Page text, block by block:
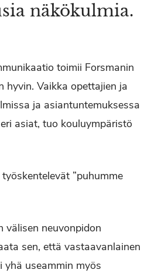
näkökulmia.
toimii Forsmanin
hyvin. Vaikka opettajien ja
ja asiantuntemuksessa
asiat, tuo kouluympäristö
”puhumme
välisen neuvonpidon
sen, että vastaavanlainen
yhä useammin myös